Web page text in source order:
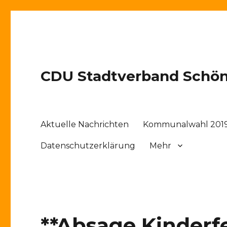
CDU Stadtverband
Aktuelle Nachrichten Kommunalwahl
Datenschutzerklärung Mehr